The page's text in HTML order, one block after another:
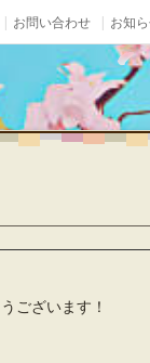
お問い合わせ お知
ございます！